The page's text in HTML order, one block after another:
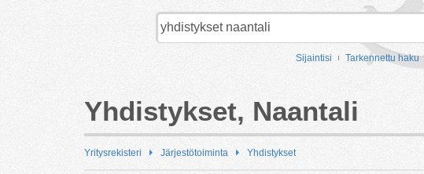
Sijaintisi Tarkennettu haku
Yhdistykset, Naantali
Yritysrekisteri Järjestötoiminta Yhdistykset